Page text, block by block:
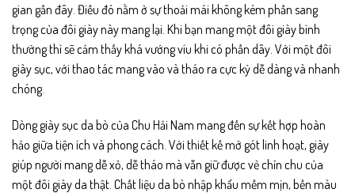
gian gần đây. Điều đó nằm ở sự thoải mái không kém phần sang
trọng của đôi giày này mang lại. Khi bạn mang một đôi giày bình
thường thì sẽ cảm thấy khá vướng víu khi có phần dây. Với một đôi
giày sục, với thao tác mang vào và tháo ra cực kỳ dễ dàng và nhanh
chóng.
Dòng giày sục da bò của Chu Hải Nam mang đến sự kết hợp hoàn
hảo giữa tiện ích và phong cách. Với thiết kế mở gót linh hoạt, giày
giúp người mang dễ xỏ, dễ tháo mà vẫn giữ được vẻ chỉn chu của
một đôi giày da thật. Chất liệu da bò nhập khẩu mềm mịn, bền màu